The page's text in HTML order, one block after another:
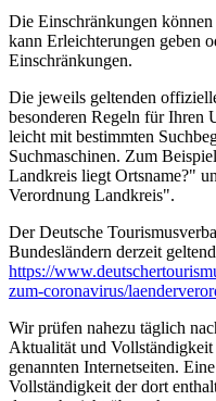
Die Einschränkungen
kann Erleichterungen geben
Einschränkungen.
Die jeweils geltenden
besonderen Regeln für Ihren
leicht mit bestimmten
Suchmaschinen. Zum
Landkreis liegt Ortsname?"
Verordnung Landkreis".
Der Deutsche
Bundesländern derzeit
https://
zum-coronavirus/­
Wir prüfen nahezu täglich
Aktualität und
genannten Internetseiten.
Vollständigkeit der dort